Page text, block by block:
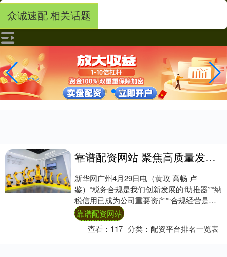
众诚速配 相关话题
靠谱配资网站 聚焦高质量发展｜以“数”治税促合规 广东构建新型税企关系促高质量发展
新华网广州4月29日电（黄玫 高畅 卢
鉴）“税务合规是我们创新发展的‘助推器’”“纳
税信用已成为公司重要资产”“合规经营是企
业抵御风险的‘防火墙’”……近日，多....
靠谱配资网站
查看： 117 分类：配资平台排名一览表